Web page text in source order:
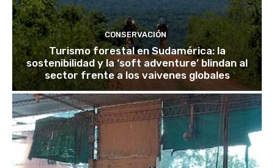
CONSERVACIÓN
Turismo forestal en Sudamérica: la
sostenibilidad y la ‘soft adventure’ blindan al
sector frente a los vaivenes globales